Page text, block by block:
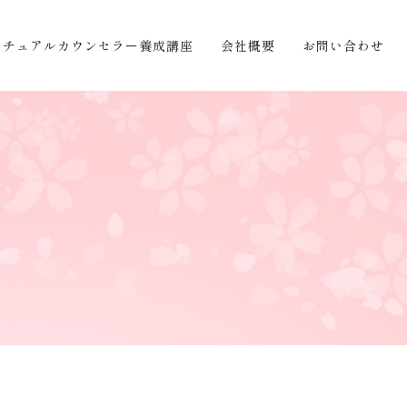
ュアルカウンセラー養成講座 会社概要 お問い合わせ